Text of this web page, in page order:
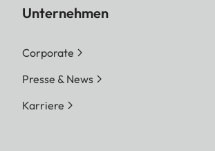
Unternehmen
Corporate
Presse & News
Karriere